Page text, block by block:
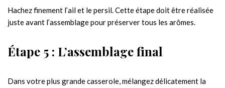
Hachez finement l’ail et le persil. Cette étape doit être réalisée
juste avant l’assemblage pour préserver tous les arômes.
Étape 5 : L’assemblage final
Dans votre plus grande casserole, mélangez délicatement la